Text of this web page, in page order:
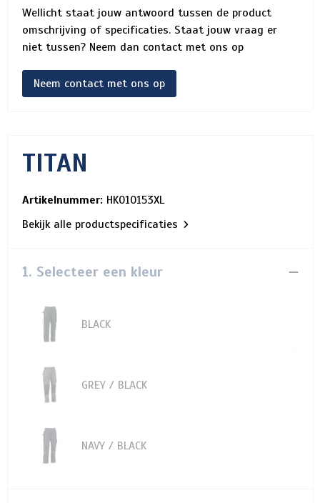
Wellicht staat jouw antwoord tussen de product
omschrijving of specificaties. Staat jouw vraag er
niet tussen? Neem dan contact met ons op
Neem contact met ons op
TITAN
Artikelnummer: HK010153XL
Bekijk alle productspecificaties
1. Selecteer een kleur
BLACK
GREY / BLACK
NAVY / BLACK